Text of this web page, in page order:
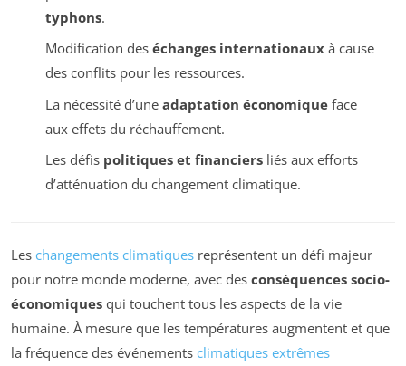
typhons.
Modification des échanges internationauxà cause
des conflits pour les ressources.
La nécessité d’une adaptation économiqueface
aux effets du réchauffement.
Les défis politiques et financiersliés aux efforts
d’atténuation du changement climatique.
Les changements climatiques représentent un défi majeur
pour notre monde moderne, avec des conséquences socio-
économiques qui touchent tous les aspects de la vie
humaine. À mesure que les températures augmentent et que
la fréquence des événements climatiques extrêmes